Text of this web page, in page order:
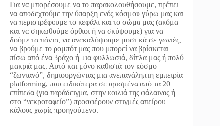
Για να μπορέσουμε να το παρακολουθήσουμε, πρέπει
να αποδεχτούμε την ύπαρξη ενός κόσμου γύρω μας και
να περιστρέφουμε το κεφάλι και το σώμα μας (ακόμα
και να σηκωθούμε όρθιοι ή να σκύψουμε) για να
δούμε τα πάντα, να ανακαλύψουμε μυστικά σε γωνιές,
να βρούμε το ρομπότ μας που μπορεί να βρίσκεται
πίσω από ένα βράχο ή μια φυλλωσιά, δίπλα μας ή πολύ
μακριά μας. Αυτό και μόνο καθιστά τον κόσμο
“ζωντανό”, δημιουργώντας μια ανεπανάληπτη εμπειρία
platforming, που ειδικότερα σε ορισμένα από τα 20
επίπεδα (για παράδειγμα, στην κοιλιά της φάλαινας ή
στο “νεκροταφείο”) προσφέρουν στιγμές απείρου
κάλους χωρίς προηγούμενο.